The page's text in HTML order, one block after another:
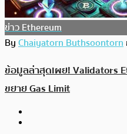
ข่าว Ethereum
ByChaiyatorn Buthsoontorn
ข้อมูลล่าสุดเผย! Validators
ขยาย Gas Limit